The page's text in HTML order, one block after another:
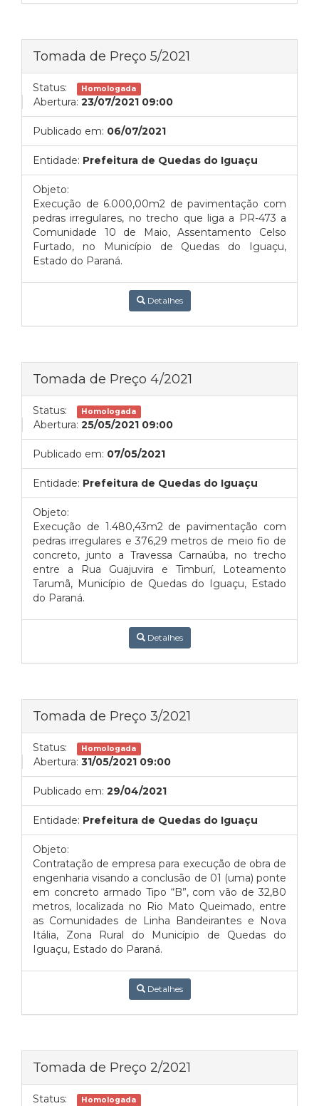
Tomada de Preço 5/2021
Status: Homologada
Abertura: 23/07/2021 09:00
Publicado em: 06/07/2021
Entidade: Prefeitura de Quedas do Iguaçu
Objeto:
Execução de 6.000,00m2 de pavimentação com
pedras irregulares, no trecho que liga a PR-473 a
Comunidade 10 de Maio, Assentamento Celso
Furtado, no Município de Quedas do Iguaçu,
Estado do Paraná.
Detalhes
Tomada de Preço 4/2021
Status: Homologada
Abertura: 25/05/2021 09:00
Publicado em: 07/05/2021
Entidade: Prefeitura de Quedas do Iguaçu
Objeto:
Execução de 1.480,43m2 de pavimentação com
pedras irregulares e 376,29 metros de meio fio de
concreto, junto a Travessa Carnaúba, no trecho
entre a Rua Guajuvira e Timburí, Loteamento
Tarumã, Município de Quedas do Iguaçu, Estado
do Paraná.
Detalhes
Tomada de Preço 3/2021
Status: Homologada
Abertura: 31/05/2021 09:00
Publicado em: 29/04/2021
Entidade: Prefeitura de Quedas do Iguaçu
Objeto:
Contratação de empresa para execução de obra de
engenharia visando a conclusão de 01 (uma) ponte
em concreto armado Tipo “B”, com vão de 32,80
metros, localizada no Rio Mato Queimado, entre
as Comunidades de Linha Bandeirantes e Nova
Itália, Zona Rural do Município de Quedas do
Iguaçu, Estado do Paraná.
Detalhes
Tomada de Preço 2/2021
Status: Homologada